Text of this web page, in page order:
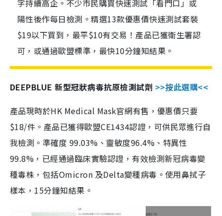
字持續高企。不少市民購買快速測試「看門口」或
陽性後作每日檢測。精選13款優惠價快速測試套裝
$19以下買到，最平$10有交易！產品已獲衛生署認
可，或通過歐盟標準，最快10分鐘知結果。
DEEPBLUE 新型冠狀病毒抗原檢測試劑 >>按此選購<<
產品現時於HK Medical Mask官網有售，優惠價只要
$18/件。產品已獲得歐盟CE1434認證，可供民眾進行自
我檢測。準確度 99.03%、靈敏度96.4%、特異性
99.8%，已經通過臨床實驗認證，有效檢測新冠病毒變
種毒株，包括Omicron 及Delta變種病毒。使用鼻拭子
樣本，15分鐘知結果。